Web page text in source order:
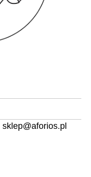
sklep@aforios.pl